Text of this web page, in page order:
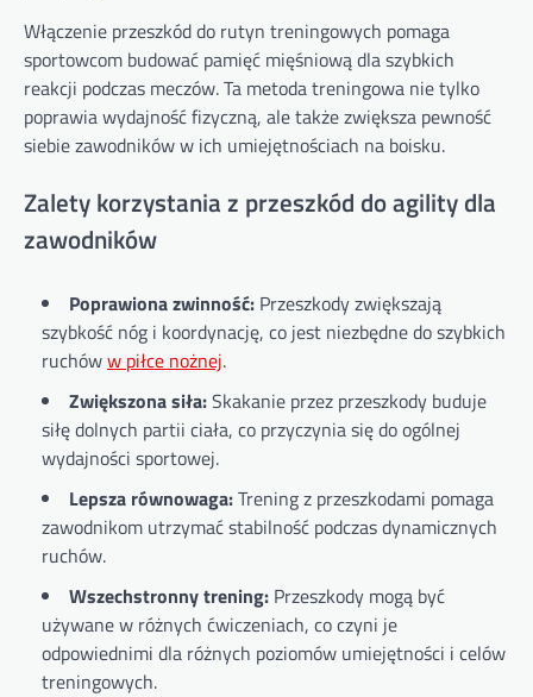
Włączenie przeszkód do rutyn treningowych pomaga
sportowcom budować pamięć mięśniową dla szybkich
reakcji podczas meczów. Ta metoda treningowa nie tylko
poprawia wydajność fizyczną, ale także zwiększa pewność
siebie zawodników w ich umiejętnościach na boisku.
Zalety korzystania z przeszkód do agility dla
zawodników
Poprawiona zwinność: Przeszkody zwiększają
szybkość nóg i koordynację, co jest niezbędne do szybkich
ruchóww piłce nożnej.
Zwiększona siła:Skakanie przez przeszkody buduje
siłę dolnych partii ciała, co przyczynia się do ogólnej
wydajności sportowej.
Lepsza równowaga:Trening z przeszkodami pomaga
zawodnikom utrzymać stabilność podczas dynamicznych
ruchów.
Wszechstronny trening: Przeszkody mogą być
używane w różnych ćwiczeniach, co czyni je
odpowiednimi dla różnych poziomów umiejętności i celów
treningowych.